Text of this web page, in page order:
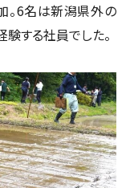
6名は新潟県外の
する社員でした。